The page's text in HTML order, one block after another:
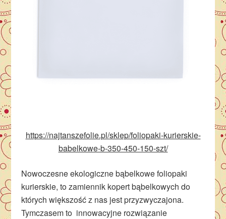
https://najtanszefolie.pl/sklep/foliopaki-kurierskie-
babelkowe-b-350-450-150-szt/
Nowoczesne ekologiczne bąbelkowe foliopaki
kurierskie, to zamiennik kopert bąbelkowych do
których większość z nas jest przyzwyczajona.
Tymczasem to innowacyjne rozwiązanie